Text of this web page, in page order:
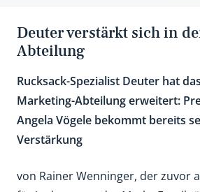
Deuter verstärkt sich in
Abteilung
Rucksack-Spezialist Deuter hat
Marketing-Abteilung erweitert:
Angela Vögele bekommt bereits
Verstärkung
von Rainer Wenninger, der zuvor